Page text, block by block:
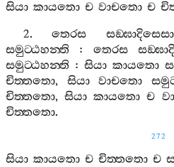
සියා කායතො ච වාචතො ච
2.තෙරස සඞ‍්ඝාදිසෙසා
සමුට‍්ඨහන‍්ති : තෙරස
සමුට‍්ඨහන‍්ති :සියා කායතො
චිත‍්තතො, සියා වාචතො
චිත‍්තතො,සියා කායතො ච
චිත‍්තතො.
272
සියා කායතො ච චිත‍්තතො ච